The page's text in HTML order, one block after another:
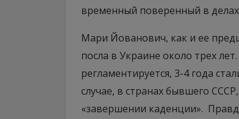
временный поверенный в
Мари Йованович, как и ее
посла в Украине около трех
регламентируется, 3-4 года
случае, в странах бывшего
«завершении каденции».